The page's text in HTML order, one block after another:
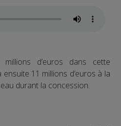
millions d’euros dans cette
11 millions d’euros à la
durant la concession.